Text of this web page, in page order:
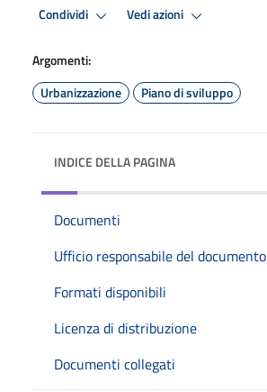
Condividi Vedi azioni
Argomenti:
Urbanizzazione
Piano di sviluppo
INDICE DELLA PAGINA
Documenti
Ufficio responsabile del documento
Formati disponibili
Licenza di distribuzione
Documenti collegati